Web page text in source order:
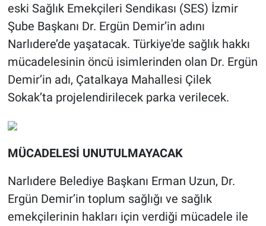
eski Sağlık Emekçileri Sendikası (SES) İzmir
Şube Başkanı Dr. Ergün Demir’in adını
Narlıdere’de yaşatacak. Türkiye'de sağlık hakkı
mücadelesinin öncü isimlerinden olan Dr. Ergün
Demir’in adı, Çatalkaya Mahallesi Çilek
Sokak’ta projelendirilecek parka verilecek.
MÜCADELESİ UNUTULMAYACAK
Narlıdere Belediye Başkanı Erman Uzun, Dr.
Ergün Demir’in toplum sağlığı ve sağlık
emekçilerinin hakları için verdiği mücadele ile